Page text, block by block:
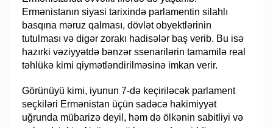
Ermənistanın siyasi tarixində parlamentin silahlı
basqına məruz qalması, dövlət obyektlərinin
tutulması və digər zorakı hadisələr baş verib. Bu isə
hazırki vəziyyətdə bənzər ssenarilərin tamamilə real
təhlükə kimi qiymətləndirilməsinə imkan verir.
Görünüyü kimi, iyunun 7-də keçiriləcək parlament
seçkiləri Ermənistan üçün sadəcə hakimiyyət
uğrunda mübarizə deyil, həm də ölkənin sabitliyi və